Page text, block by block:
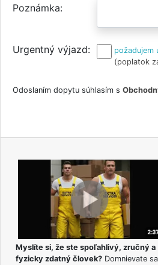
Poznámka
Urgentný výjazd
požadujem
(poplatok
Odoslaním dopytu súhlasím s
Myslíte si, že ste spoľahlivý, zručný a
fyzicky zdatný človek?Domnievate